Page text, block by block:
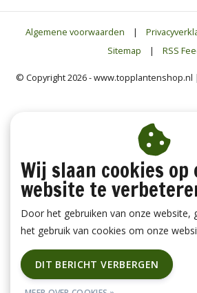
Algemene voorwaarden |
Sitemap
| RSS
© Copyright 2026 - www.topplantenshop.nl
Wij slaan cookies op
website te
Door het gebruiken van onze website,
het gebruik van cookies om onze
DIT BERICHT VERBERGEN